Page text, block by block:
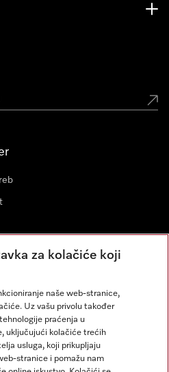
za kolačiće koji
naše web-stranice,
Uz vašu privolu također
praćenja u
uključujući kolačiće trećih
usluga, koji prikupljaju
stranice i pomažu nam